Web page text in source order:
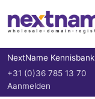
NextName Kennisbank
+31 (0)36 785 13 70
Aanmelden